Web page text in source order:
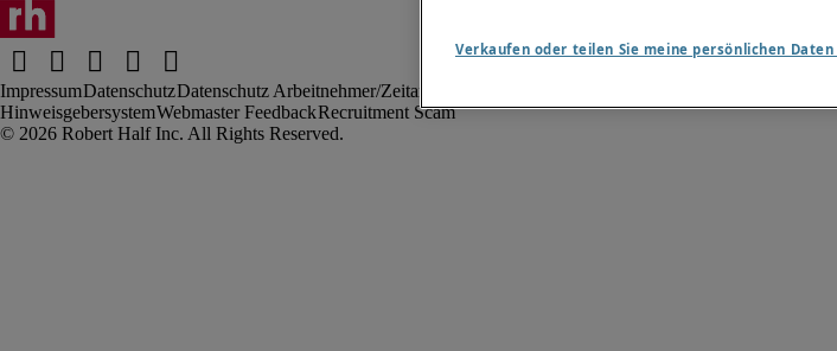
ImpressumDatenschutzDatenschutz Arbeitnehmer/Zeitarbeitskräfte
HinweisgebersystemWebmaster FeedbackRecruitment Scam
Verkaufen oder teilen Sie meine persönlichen